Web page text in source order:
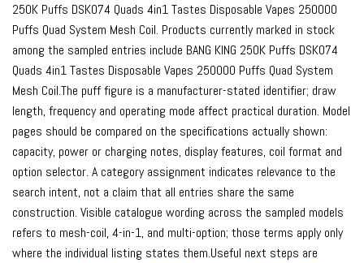
250K Puffs DSK074 Quads 4in1 Tastes Disposable Vapes 250000
Puffs Quad System Mesh Coil. Products currently marked in stock
among the sampled entries include BANG KING 250K Puffs DSK074
Quads 4in1 Tastes Disposable Vapes 250000 Puffs Quad System
Mesh Coil.The puff figure is a manufacturer-stated identifier; draw
length, frequency and operating mode affect practical duration. Model
pages should be compared on the specifications actually shown:
capacity, power or charging notes, display features, coil format and
option selector. A category assignment indicates relevance to the
search intent, not a claim that all entries share the same
construction. Visible catalogue wording across the sampled models
refers to mesh-coil, 4-in-1, and multi-option; those terms apply only
where the individual listing states them.Useful next steps are